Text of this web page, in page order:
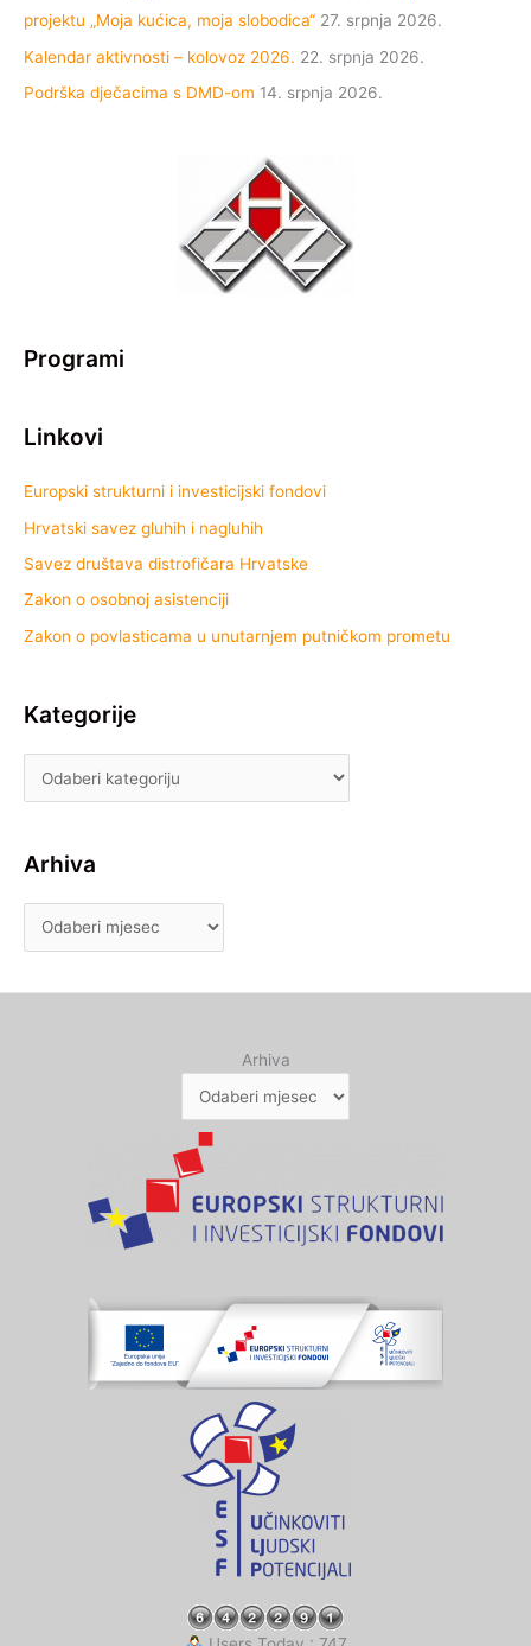
projektu „Moja kućica, moja slobodica“ 27. srpnja 2026.
Kalendar aktivnosti – kolovoz 2026. 22. srpnja 2026.
Podrška dječacima s DMD-om 14. srpnja 2026.
Programi
Linkovi
Europski strukturni i investicijski fondovi
Hrvatski savez gluhih i nagluhih
Savez društava distrofičara Hrvatske
Zakon o osobnoj asistenciji
Zakon o povlasticama u unutarnjem putničkom prometu
Kategorije
Arhiva
Arhiva